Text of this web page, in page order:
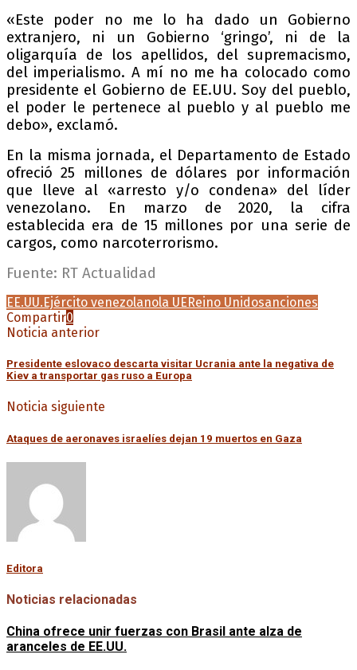
«Este poder no me lo ha dado un Gobierno
extranjero, ni un Gobierno ‘gringo’, ni de la
oligarquía de los apellidos, del supremacismo,
del imperialismo. A mí no me ha colocado como
presidente el Gobierno de EE.UU. Soy del pueblo,
el poder le pertenece al pueblo y al pueblo me
debo», exclamó.
En la misma jornada, el Departamento de Estado
ofreció 25 millones de dólares por información
que lleve al «arresto y/o condena» del líder
venezolano. En marzo de 2020, la cifra
establecida era de 15 millones por una serie de
cargos, como narcoterrorismo.
Fuente: RT Actualidad
EE.UU.Ejército venezolanola UEReino Unidosanciones
Compartir0
Noticia anterior
Presidente eslovaco descarta visitar Ucrania ante la negativa de
Kiev a transportar gas ruso a Europa
Noticia siguiente
Ataques de aeronaves israelíes dejan 19 muertos en Gaza
Editora
Noticias relacionadas
China ofrece unir fuerzas con Brasil ante alza de
aranceles de EE.UU.